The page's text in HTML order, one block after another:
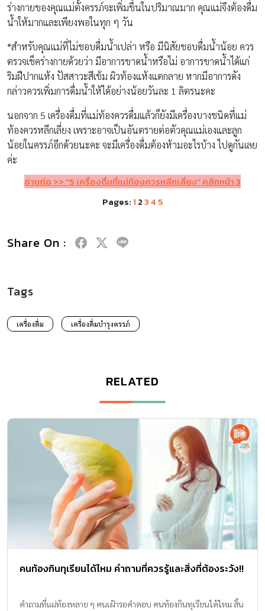
ร่างกายของคุณแม่ตั้งครรภ์จะเพิ่มขึ้นในปริมาณมาก คุณแม่จึงต้องดื่ม
น้ำให้มากและเพียงพอในทุก ๆ วัน
*สำหรับคุณแม่ที่ไม่ชอบดื่มน้ำเปล่า หรือ มีนิสัยชอบดื่มน้ำน้อย ควร
ตรวจเช็คร่างกายด้วยว่า มีอาการขาดน้ำหรือไม่ อาการขาดน้ำได้แก่
ริมฝีปากแห้ง ปัสสาวะสีเข้ม ผิวท้องแห้งแตกลาย หากมีอาการดัง
กล่าวควรเพิ่มการดื่มน้ำให้ได้อย่างน้อยวันละ 1 ลิตรนะคะ
นอกจาก 5 เครื่องดื่มที่แม่ท้องควรดื่มแล้วก็ยังมีเครื่องบางชนิดที่แม่
ท้องควรหลีกเลี่ยง เพราะอาจเป็นอันตรายต่อตัวคุณแม่เองและลูก
น้อยในครรภ์อีกด้วยนะคะ จะมีเครื่องดื่มต้องห้ามอะไรบ้าง ไปดูกันเลย
ค่ะ
อ่านต่อ >> “5 เครื่องดื่มที่แม่ท้องควรหลีกเลี่ยง” คลิกหน้า3
Pages:1 234 5
Share On :
Tags
เครื่องดื่ม เครื่องดื่มบำรุงครรภ์
RELATED
คนท้องกินทุเรียนได้ไหม คำถามที่ควรรู้และสิ่งที่ต้องระวัง!!
คำถามที่แม่ท้องหลาย ๆ คนเฝ้ารอคำตอบ คนท้องกินทุเรียนได้ไหม สิ้น